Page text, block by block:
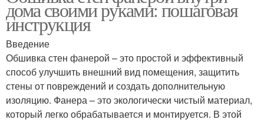
дома своими руками: пошаговая
инструкция
Введение
Обшивка стен фанерой – это простой и эффективный
способ улучшить внешний вид помещения, защитить
стены от повреждений и создать дополнительную
изоляцию. Фанера – это экологически чистый материал,
который легко обрабатывается и монтируется. В этой